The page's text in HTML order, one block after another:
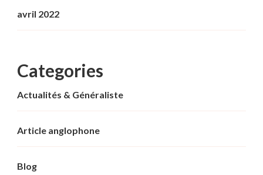
avril 2022
Categories
Actualités & Généraliste
Article anglophone
Blog